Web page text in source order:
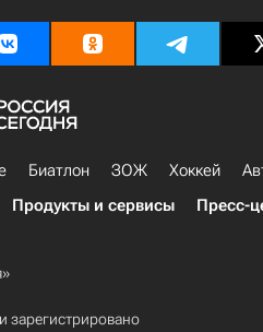
Биатлон ЗОЖ Хоккей
Продукты и сервисы Пресс-
зарегистрировано